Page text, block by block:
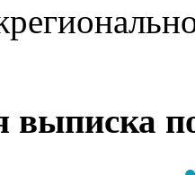
выписка